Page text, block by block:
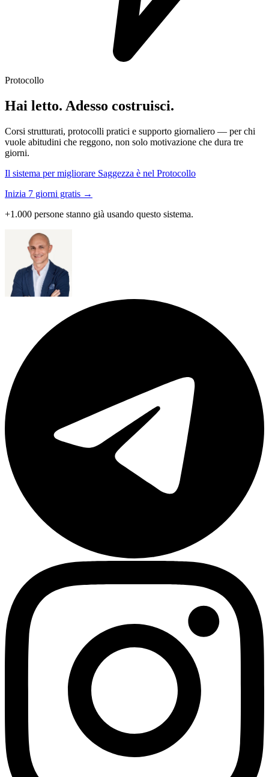
Protocollo
Hai letto. Adesso costruisci.
Corsi strutturati, protocolli pratici e supporto giornaliero — per chi
vuole abitudini che reggono, non solo motivazione che dura tre
giorni.
Il sistema per migliorare Saggezza è nel Protocollo
Inizia 7 giorni gratis →
+1.000 persone stanno già usando questo sistema.